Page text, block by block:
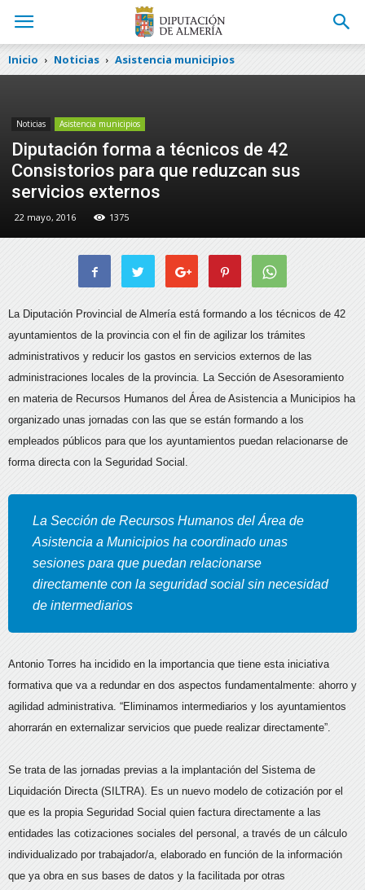
Inicio Noticias Asistencia municipios
Noticias Asistencia municipios
Diputación forma a técnicos de 42
Consistorios para que reduzcan sus
servicios externos
22 mayo, 2016 1375
La Diputación Provincial de Almería está formando a los técnicos de 42
ayuntamientos de la provincia con el fin de agilizar los trámites
administrativos y reducir los gastos en servicios externos de las
administraciones locales de la provincia. La Sección de Asesoramiento
en materia de Recursos Humanos del Área de Asistencia a Municipios ha
organizado unas jornadas con las que se están formando a los
empleados públicos para que los ayuntamientos puedan relacionarse de
forma directa con la Seguridad Social.
La Sección de Recursos Humanos del Área de
Asistencia a Municipios ha coordinado unas
sesiones para que puedan relacionarse
directamente con la seguridad social sin necesidad
de intermediarios
Antonio Torres ha incidido en la importancia que tiene esta iniciativa
formativa que va a redundar en dos aspectos fundamentalmente: ahorro y
agilidad administrativa. “Eliminamos intermediarios y los ayuntamientos
ahorrarán en externalizar servicios que puede realizar directamente”.
Se trata de las jornadas previas a la implantación del Sistema de
Liquidación Directa (SILTRA). Es un nuevo modelo de cotización por el
que es la propia Seguridad Social quien factura directamente a las
entidades las cotizaciones sociales del personal, a través de un cálculo
individualizado por trabajador/a, elaborado en función de la información
que ya obra en sus bases de datos y la facilitada por otras